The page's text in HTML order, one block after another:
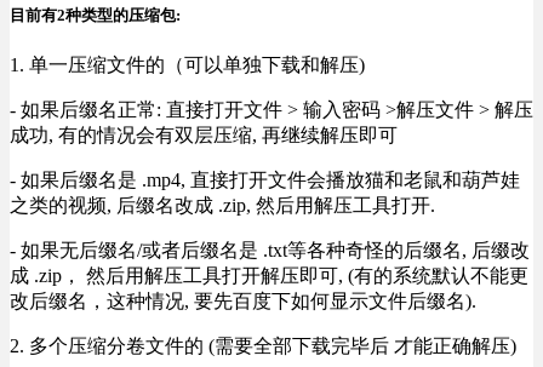
目前有2种类型的压缩包:
1. 单一压缩文件的（可以单独下载和解压)
- 如果后缀名正常: 直接打开文件 > 输入密码 >解压文件 > 解压
成功, 有的情况会有双层压缩, 再继续解压即可
- 如果后缀名是 .mp4, 直接打开文件会播放猫和老鼠和葫芦娃
之类的视频, 后缀名改成 .zip, 然后用解压工具打开.
- 如果无后缀名/或者后缀名是 .txt等各种奇怪的后缀名, 后缀改
成 .zip， 然后用解压工具打开解压即可, (有的系统默认不能更
改后缀名，这种情况, 要先百度下如何显示文件后缀名).
2. 多个压缩分卷文件的 (需要全部下载完毕后 才能正确解压)